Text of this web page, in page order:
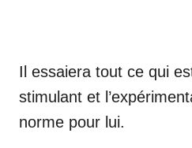
Il essaiera tout ce qui
stimulant et
norme pour lui.